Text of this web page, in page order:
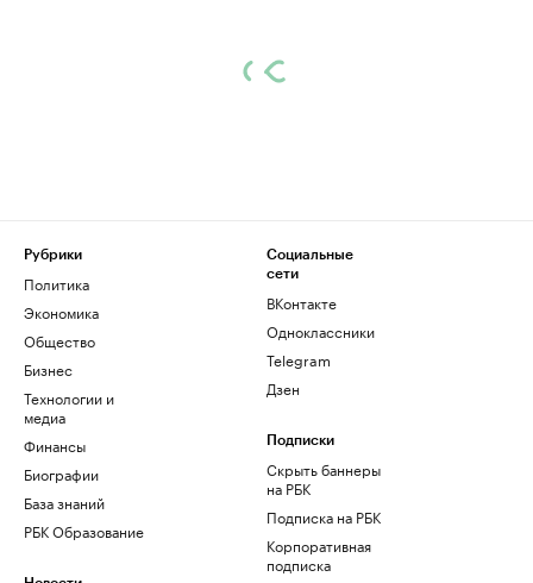
Рубрики
Политика
Экономика
Общество
Бизнес
Технологии и
медиа
Финансы
Биографии
База знаний
РБК Образование
Социальные
сети
ВКонтакте
Одноклассники
Telegram
Дзен
Подписки
Скрыть баннеры
на РБК
Подписка на РБК
Корпоративная
подписка